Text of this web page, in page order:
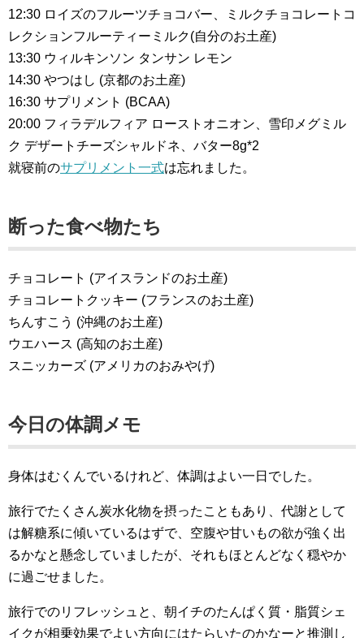
12:30 ロイズのフルーツチョコバー、ミルクチョコレートコ
レクションフルーティーミルク(自分のお土産)
13:30 ウィルキンソン タンサン レモン
14:30 やつはし (京都のお土産)
16:30 サプリメント (BCAA)
20:00 フィラデルフィア ローストオニオン、雪印メグミル
ク デザートチーズシャルドネ、バター8g*2
就寝前のサプリメント一式は忘れました。
断った食べ物たち
チョコレート (アイスランドのお土産)
チョコレートクッキー (フランスのお土産)
ちんすこう (沖縄のお土産)
ウエハース (高知のお土産)
スニッカーズ (アメリカのおみやげ)
今日の体調メモ
身体はむくんでいるけれど、体調はよい一日でした。
旅行でたくさん炭水化物を摂ったこともあり、代謝として
は解糖系に傾いているはずで、空腹や甘いもの欲が強く出
るかなと懸念していましたが、それもほとんどなく穏やか
に過ごせました。
旅行でのリフレッシュと、朝イチのたんぱく質・脂質シェ
イクが相乗効果でよい方向にはたらいたのかなーと推測し